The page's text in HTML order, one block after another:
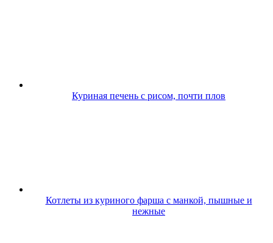
Куриная печень с рисом, почти плов
Котлеты из куриного фарша с манкой, пышные и
нежные